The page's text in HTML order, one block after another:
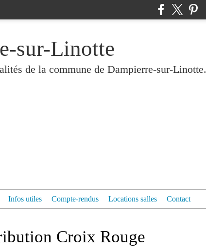
sur-Linotte
de la commune de Dampierre-sur-Linotte.
Infos utiles Compte-rendus Locations salles Contact
Croix Rouge